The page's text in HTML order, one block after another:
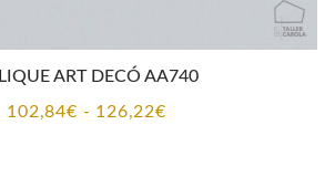
ART DECÓ AA740
102,84€ - 126,22€Rango